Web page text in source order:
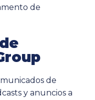
de
de
y anuncios a